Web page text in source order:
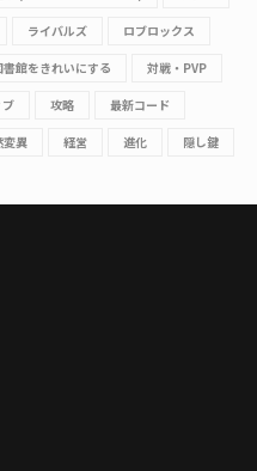
ライバルズ ロブロックス
書館をきれいにする 対戦・PVP
攻略 最新コード
変異 経営 進化 隠し鍵